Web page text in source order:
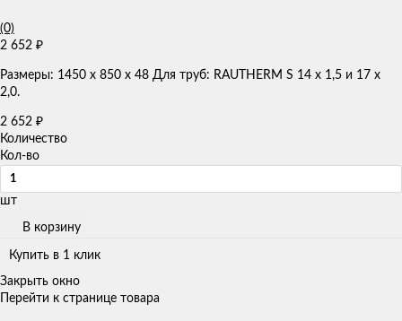
(0)
2 652 ₽
Размеры: 1450 x 850 x 48 Для труб: RAUTHERM S 14 x 1,5 и 17 x
2,0.
2 652 ₽
Количество
Кол-во
шт
В корзину
Купить в 1 клик
Закрыть окно
Перейти к странице товара